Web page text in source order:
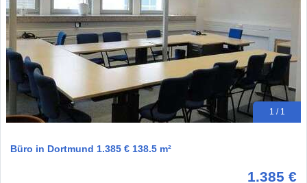
1 / 1
Büro in Dortmund 1.385 € 138.5 m²
1.385 €